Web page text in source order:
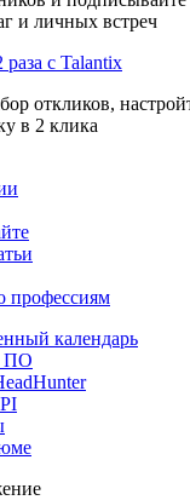
и личных встреч
раза с Talantix
откликов,
в 2 клика
профессиям
календарь
ПО